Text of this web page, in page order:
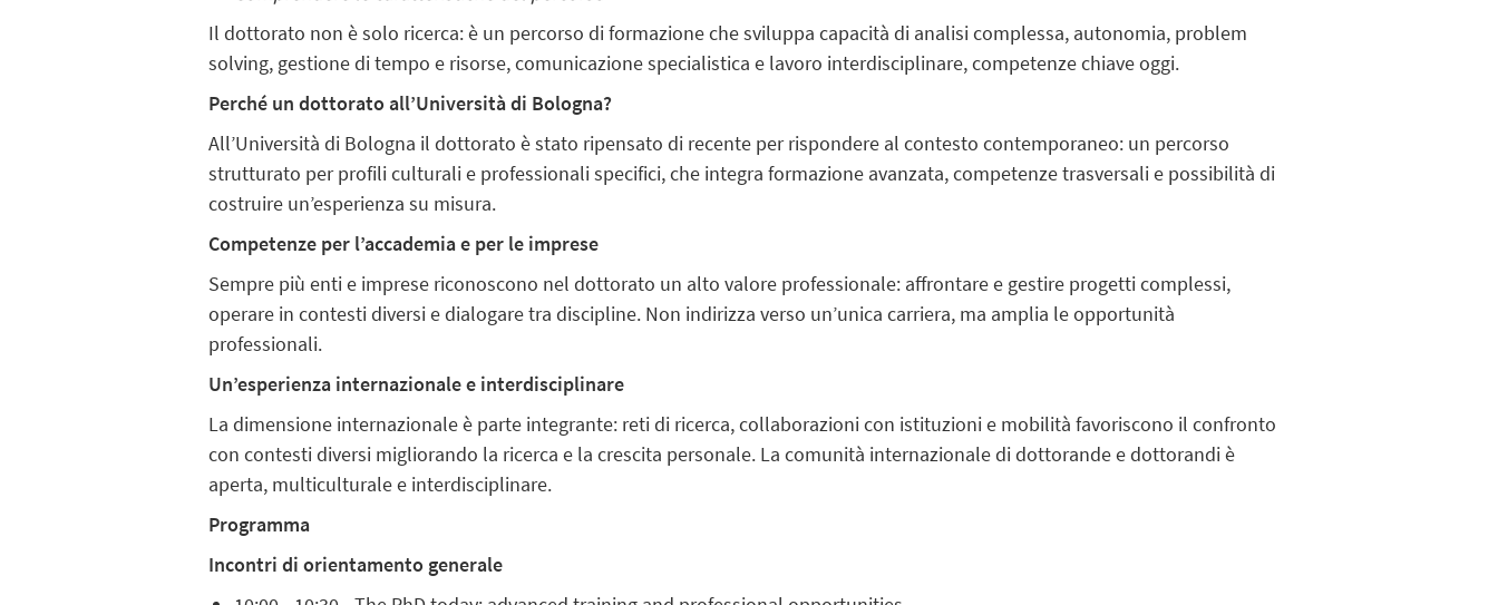
Il dottorato non è solo ricerca: è un percorso di formazione che sviluppa capacità di analisi complessa, autonomia, problem
solving, gestione di tempo e risorse, comunicazione specialistica e lavoro interdisciplinare, competenze chiave oggi.
Perché un dottorato all’Università di Bologna?
All’Università di Bologna il dottorato è stato ripensato di recente per rispondere al contesto contemporaneo: un percorso
strutturato per profili culturali e professionali specifici, che integra formazione avanzata, competenze trasversali e possibilità di
costruire un’esperienza su misura.
Competenze per l’accademia e per le imprese
Sempre più enti e imprese riconoscono nel dottorato un alto valore professionale: affrontare e gestire progetti complessi,
operare in contesti diversi e dialogare tra discipline. Non indirizza verso un’unica carriera, ma amplia le opportunità
professionali.
Un’esperienza internazionale e interdisciplinare
La dimensione internazionale è parte integrante: reti di ricerca, collaborazioni con istituzioni e mobilità favoriscono il confronto
con contesti diversi migliorando la ricerca e la crescita personale. La comunità internazionale di dottorande e dottorandi è
aperta, multiculturale e interdisciplinare.
Programma
Incontri di orientamento generale